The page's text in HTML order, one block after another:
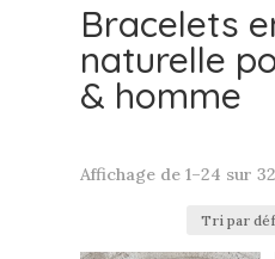
Bracelets
naturelle
& homme
Affichage de 1–24 sur